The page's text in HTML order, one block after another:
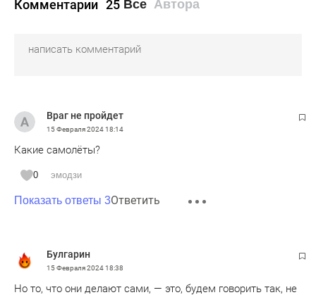
Комментарии 25 Все Автора
Враг не пройдет
15 Февраля 202418:14
Какие самолёты?
0 эмодзи
Показать ответы 3Ответить
Булгарин
15 Февраля 202418:38
Но то, что они делают сами, — это, будем говорить так, не